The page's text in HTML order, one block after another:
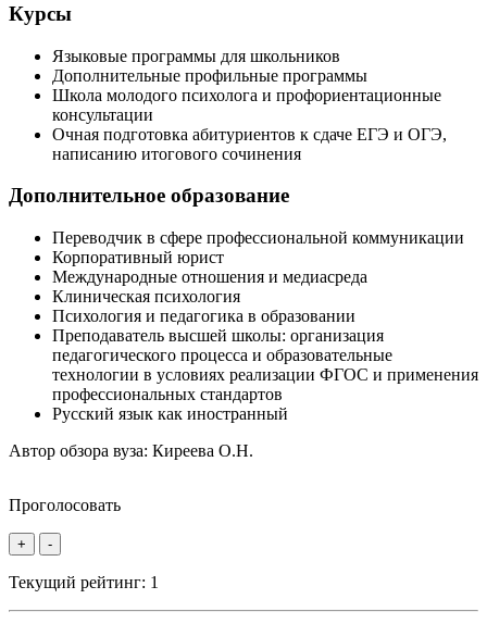
Курсы
Языковые программы для школьников
Дополнительные профильные программы
Школа молодого психолога и профориентационные
консультации
Очная подготовка абитуриентов к сдаче ЕГЭ и ОГЭ,
написанию итогового сочинения
Дополнительное образование
Переводчик в сфере профессиональной коммуникации
Корпоративный юрист
Международные отношения и медиасреда
Клиническая психология
Психология и педагогика в образовании
Преподаватель высшей школы: организация
педагогического процесса и образовательные
технологии в условиях реализации ФГОС и применения
профессиональных стандартов
Русский язык как иностранный
Автор обзора вуза: Киреева О.Н.
Проголосовать
+ -
Текущий рейтинг: 1